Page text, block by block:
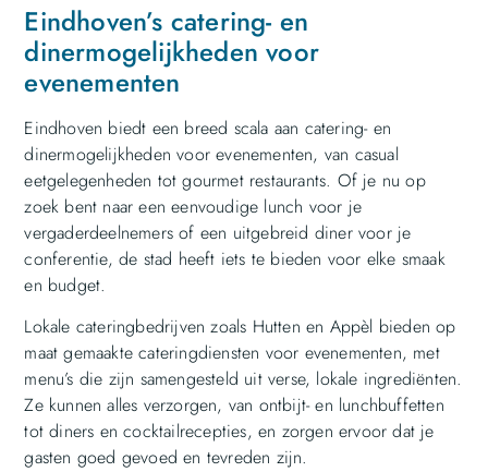
Eindhoven’s catering- en
dinermogelijkheden voor
evenementen
Eindhoven biedt een breed scala aan catering- en
dinermogelijkheden voor evenementen, van casual
eetgelegenheden tot gourmet restaurants. Of je nu op
zoek bent naar een eenvoudige lunch voor je
vergaderdeelnemers of een uitgebreid diner voor je
conferentie, de stad heeft iets te bieden voor elke smaak
en budget.
Lokale cateringbedrijven zoals Hutten en Appèl bieden op
maat gemaakte cateringdiensten voor evenementen, met
menu’s die zijn samengesteld uit verse, lokale ingrediënten.
Ze kunnen alles verzorgen, van ontbijt- en lunchbuffetten
tot diners en cocktailrecepties, en zorgen ervoor dat je
gasten goed gevoed en tevreden zijn.